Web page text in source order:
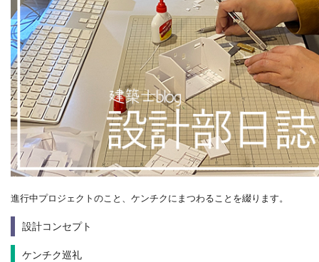
進行中プロジェクトのこと、ケンチクにまつわることを綴ります。
設計コンセプト
ケンチク巡礼